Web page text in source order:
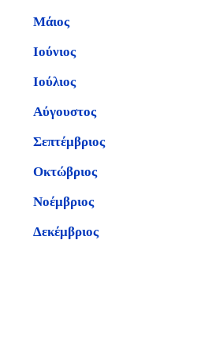
Μάιος
Ιούνιος
Ιούλιος
Αύγουστος
Σεπτέμβριος
Οκτώβριος
Νοέμβριος
Δεκέμβριος